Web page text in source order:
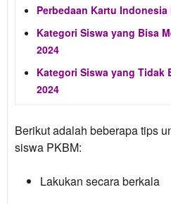
Perbedaan Kartu
Kategori Siswa yang Bisa
2024
Kategori Siswa yang Tidak
2024
Berikut adalah beberapa tips
siswa PKBM:
Lakukan secara berkala